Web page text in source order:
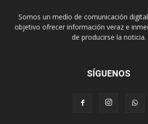
Somos un medio de comunicación
objetivo ofrecer información veraz e
de producirse la noticia.
SÍGUENOS